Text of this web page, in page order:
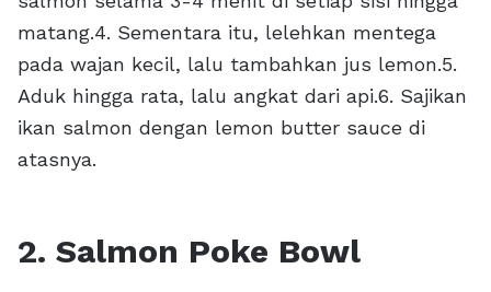
matang.4. Sementara itu, lelehkan mentega
pada wajan kecil, lalu tambahkan jus lemon.5.
Aduk hingga rata, lalu angkat dari api.6. Sajikan
ikan salmon dengan lemon butter sauce di
atasnya.
2. Salmon Poke Bowl